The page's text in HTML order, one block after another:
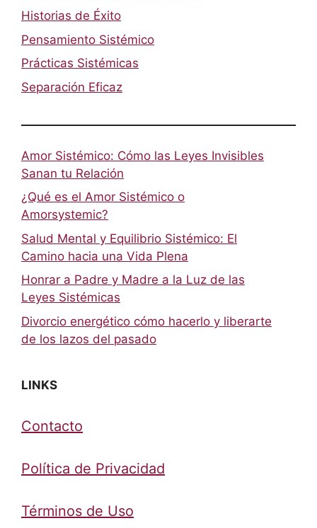
Historias de Éxito
Pensamiento Sistémico
Prácticas Sistémicas
Separación Eficaz
Amor Sistémico: Cómo las Leyes Invisibles
Sanan tu Relación
¿Qué es el Amor Sistémico o
Amorsystemic?
Salud Mental y Equilibrio Sistémico: El
Camino hacia una Vida Plena
Honrar a Padre y Madre a la Luz de las
Leyes Sistémicas
Divorcio energético cómo hacerlo y liberarte
de los lazos del pasado
LINKS
Contacto
Política de Privacidad
Términos de Uso